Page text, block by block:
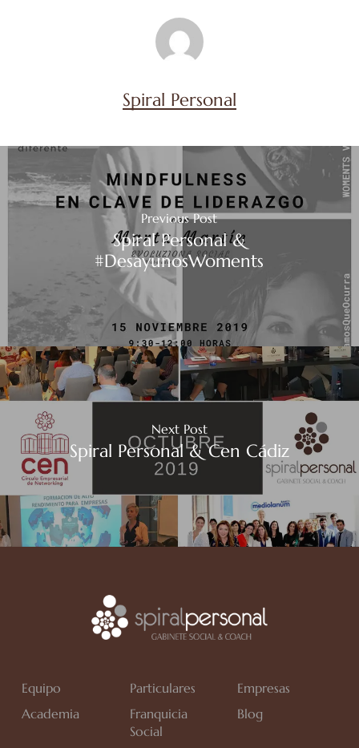
Spiral Personal
Previous Post
Spiral Personal &
#DesayunosWoments
Next Post
Spiral Personal & Cen Cádiz
Equipo Particulares
Empresas
Academia
Franquicia
Social
Blog